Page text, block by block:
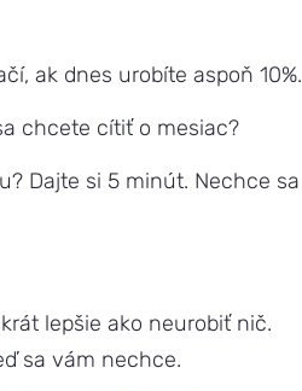
ak dnes urobíte aspoň 10%.
chcete cítiť o mesiac?
Dajte si 5 minút. Nechce sa
lepšie ako neurobiť nič.
sa vám nechce.